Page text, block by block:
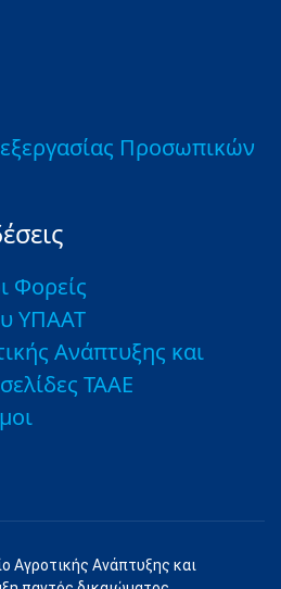
Προσωπικών
Φορείς
ΥΠΑΑΤ
Ανάπτυξης και
ΤΑΑΕ
Αγροτικής Ανάπτυξης και